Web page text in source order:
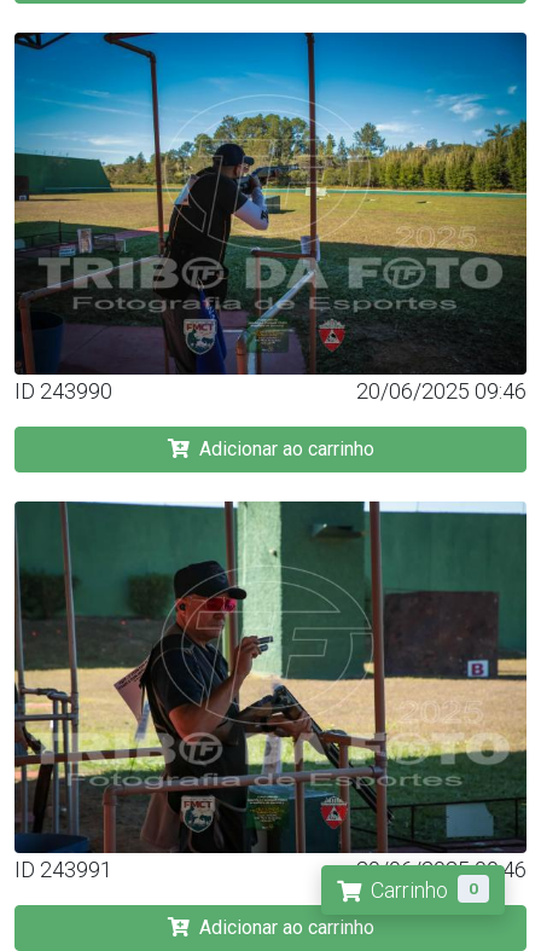
Carrinho 0
ID 243990 20/06/2025 09:46
Adicionar ao carrinho
ID 243991 20/06/2025 09:46
Adicionar ao carrinho